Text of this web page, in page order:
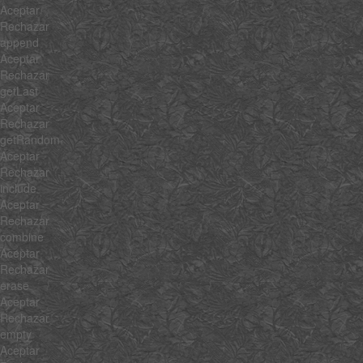
Aceptar
Rechazar
append
Aceptar
Rechazar
getLast
Aceptar
Rechazar
getRandom
Aceptar
Rechazar
include
Aceptar
Rechazar
combine
Aceptar
Rechazar
erase
Aceptar
Rechazar
empty
Aceptar